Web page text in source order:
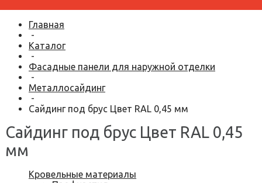
Главная
-
Каталог
-
Фасадные панели для наружной отделки
-
Металлосайдинг
-
Сайдинг под брус Цвет RAL 0,45 мм
Сайдинг под брус Цвет RAL 0,45
мм
Кровельные материалы